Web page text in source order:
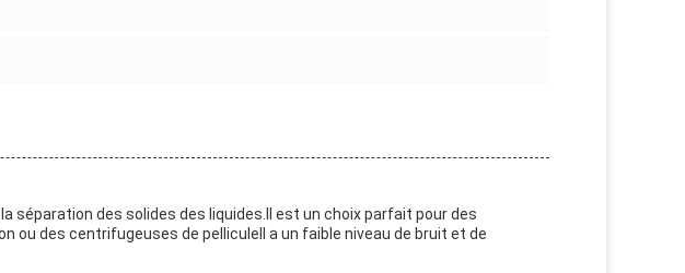
séparation des solides des liquides.Il est un choix parfait pour des
ou des centrifugeuses de pelliculeIl a un faible niveau de bruit et de